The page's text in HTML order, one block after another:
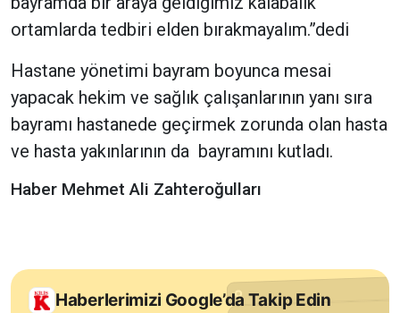
ortamlarda tedbiri elden bırakmayalım.”dedi
Hastane yönetimi bayram boyunca mesai
yapacak hekim ve sağlık çalışanlarının yanı sıra
bayramı hastanede geçirmek zorunda olan hasta
ve hasta yakınlarının da bayramını kutladı.
Haber Mehmet Ali Zahteroğulları
Haberlerimizi Google’da Takip Edin